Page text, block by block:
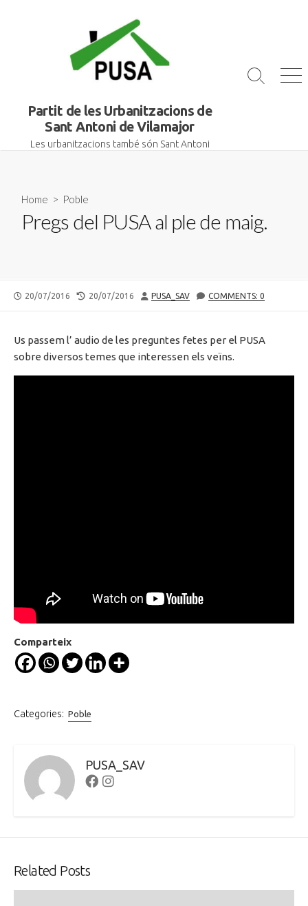
Partit de les Urbanitzacions de
Sant Antoni de Vilamajor
Les urbanitzacions també són Sant Antoni
Search
Home > Poble
Pregs del PUSA al ple de maig.
PUBLISHED
20/07/2016
LAST
20/07/2016 AUTHOR
PUSA_SAV COMMENTS: 0
Us passem l’ audio de les preguntes fetes per el PUSA
sobre diversos temes que interessen els veïns.
Comparteix
Categories: Poble
PUSA_SAV
FacebookInstagram
Related Posts